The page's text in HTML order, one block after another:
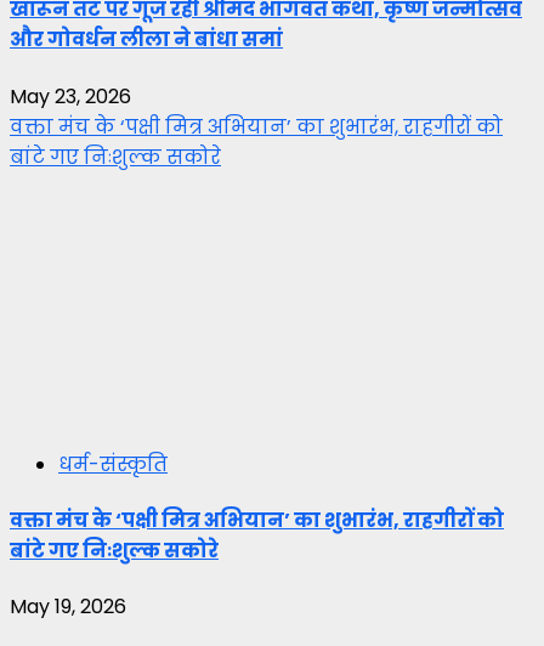
खारून तट पर गूंज रही श्रीमद भागवत कथा, कृष्ण जन्मोत्सव
और गोवर्धन लीला ने बांधा समां
May 23, 2026
वक्ता मंच के ‘पक्षी मित्र अभियान’ का शुभारंभ, राहगीरों को
बांटे गए निःशुल्क सकोरे
धर्म-संस्कृति
वक्ता मंच के ‘पक्षी मित्र अभियान’ का शुभारंभ, राहगीरों को
बांटे गए निःशुल्क सकोरे
May 19, 2026